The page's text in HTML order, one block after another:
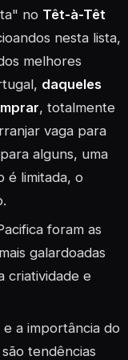
no Têt-à-Têt
nesta lista,
melhores
daqueles
, totalmente
vaga para
alguns, uma
é limitada, o
foram as
galardoadas
criatividade e
e a importância do
tendências